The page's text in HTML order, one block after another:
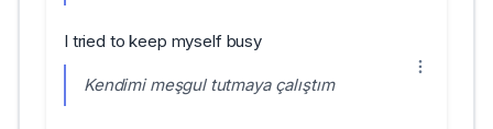
I tried to keep myself busy
Kendimi meşgul tutmaya çalıştım